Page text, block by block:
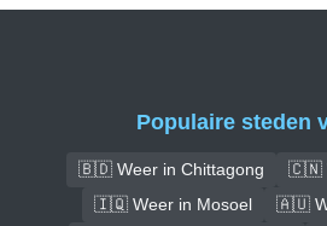
Populaire steden
🇧🇩 Weer in Chittagong
🇨🇳
🇮🇶 Weer in Mosoel
🇦🇺